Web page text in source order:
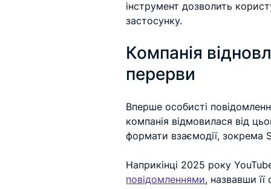
інструмент дозволить
застосунку.
Компанія
перерви
Вперше особисті
компанія відмовилася від
формати взаємодії, зокрема
Наприкінці 2025 року
повідомленнями, назвавши